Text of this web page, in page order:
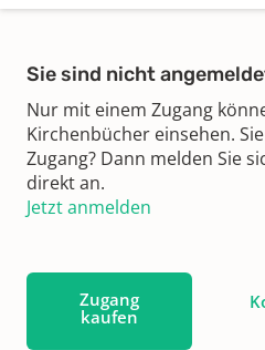
Sie sind nicht
Nur mit einem Zugang
Kirchenbücher einsehen.
Zugang? Dann melden Sie
direkt an.
Jetzt anmelden
Zugang
kaufen